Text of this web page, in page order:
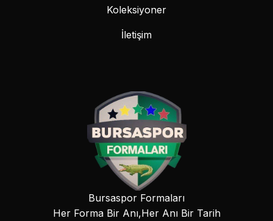
Koleksiyoner
İletişim
Bursaspor Formaları
Her Forma Bir Anı,Her Anı Bir Tarih